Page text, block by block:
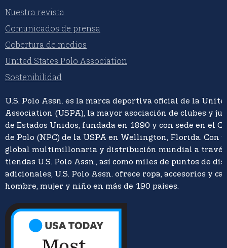
Nuestra revista
Comunicados de prensa
Cobertura de medios
United States Polo Association
Sostenibilidad
U.S. Polo Assn. es la marca deportiva oficial de la
Association (USPA), la mayor asociación de clubes y
de Estados Unidos, fundada en 1890 y con sede en el
de Polo (NPC) de la USPA en Wellington, Florida. Con
global multimillonaria y distribución mundial a través
tiendas U.S. Polo Assn., así como miles de puntos de
adicionales, U.S. Polo Assn. ofrece ropa, accesorios y
hombre, mujer y niño en más de 190 países.